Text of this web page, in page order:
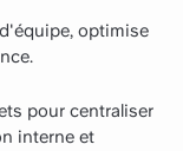
optimise
pour centraliser
interne et